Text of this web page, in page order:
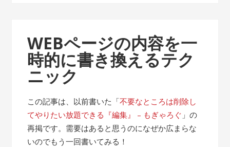
WEBページの内容を一
時的に書き換えるテク
ニック
この記事は、以前書いた「不要なところは削除し
てやりたい放題できる『編集』 – もぎゃろぐ 」の
再掲です。需要はあると思うのになぜか広まらな
いのでもう一回書いてみる！